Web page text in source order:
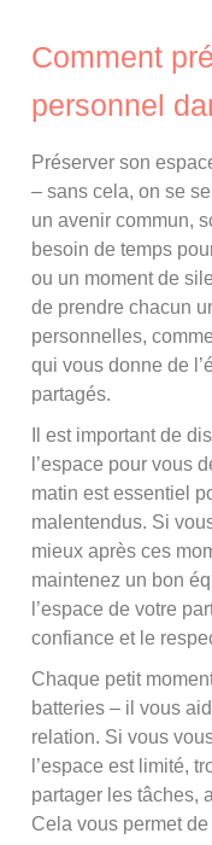
Comment
personnel
Préserver son
– sans cela, on se
un avenir commun,
besoin de temps
ou un moment de
de prendre chacun
personnelles,
qui vous donne de
partagés.
Il est important de
l’espace pour vous
matin est essentiel
malentendus. Si
mieux après ces
maintenez un bon
l’espace de votre
confiance et le
Chaque petit
batteries – il vous
relation. Si vous
l’espace est limité,
partager les tâches,
Cela vous permet